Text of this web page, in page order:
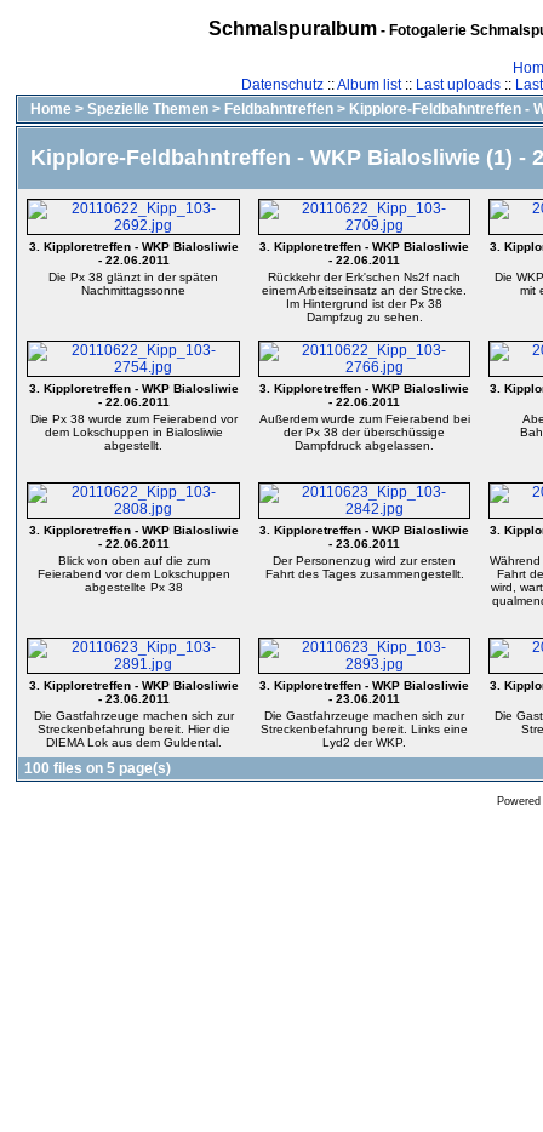
Schmalspuralbum- Fotogalerie
Datenschutz::Album list:: Last uploads::
Home > Spezielle Themen > Feldbahntreffen > Kipplore-Feldbahntreffen -
Kipplore-Feldbahntreffen - WKP Bialosliwie (1) -
3. Kipploretreffen - WKP Bialosliwie
- 22.06.2011
Die Px 38 glänzt in der späten
Nachmittagssonne
3. Kipploretreffen - WKP Bialosliwie
- 22.06.2011
Rückkehr der Erk'schen Ns2f nach
einem Arbeitseinsatz an der Strecke.
Im Hintergrund ist der Px 38
Dampfzug zu sehen.
3.
Die
mit
3. Kipploretreffen - WKP Bialosliwie
- 22.06.2011
Die Px 38 wurde zum Feierabend vor
dem Lokschuppen in Bialosliwie
abgestellt.
3. Kipploretreffen - WKP Bialosliwie
- 22.06.2011
Außerdem wurde zum Feierabend bei
der Px 38 der überschüssige
Dampfdruck abgelassen.
3.
3. Kipploretreffen - WKP Bialosliwie
- 22.06.2011
Blick von oben auf die zum
Feierabend vor dem Lokschuppen
abgestellte Px 38
3. Kipploretreffen - WKP Bialosliwie
- 23.06.2011
Der Personenzug wird zur ersten
Fahrt des Tages zusammengestellt.
3.
Fahrt
wird,
3. Kipploretreffen - WKP Bialosliwie
- 23.06.2011
Die Gastfahrzeuge machen sich zur
Streckenbefahrung bereit. Hier die
DIEMA Lok aus dem Guldental.
3. Kipploretreffen - WKP Bialosliwie
- 23.06.2011
Die Gastfahrzeuge machen sich zur
Streckenbefahrung bereit. Links eine
Lyd2 der WKP.
3.
Die
100 files on 5 page(s)